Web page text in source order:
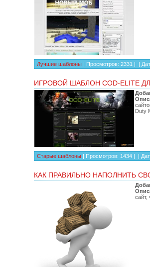
Лучшие шаблоны | Просмотров: 2331 | |
ИГРОВОЙ ШАБЛОН COD-ELITE
Duty
Старые шаблоны | Просмотров: 1434 | |
КАК ПРАВИЛЬНО НАПОЛНИТЬ
сайт,